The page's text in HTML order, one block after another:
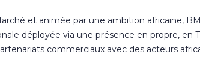
et animée par une ambition africaine,
déployée via une présence en propre, en
commerciaux avec des acteurs